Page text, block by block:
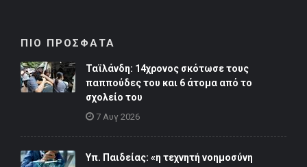
ΠΙΟ ΠΡΟΣΦΑΤΑ
Ταϊλάνδη: 14χρονος σκότωσε τους
παππούδες του και 6 άτομα από το
σχολείο του
7 Αυγ 2026
Υπ. Παιδείας: «η τεχνητή νοημοσύνη